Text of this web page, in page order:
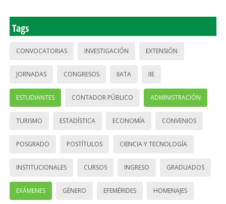
Tags
CONVOCATORIAS INVESTIGACIÓN EXTENSIÓN
JORNADAS CONGRESOS IIATA IIE
ESTUDIANTES CONTADOR PÚBLICO ADMINISTRACIÓN
TURISMO ESTADÍSTICA ECONOMÍA CONVENIOS
POSGRADO POSTÍTULOS CIENCIA Y TECNOLOGÍA
INSTITUCIONALES CURSOS INGRESO GRADUADOS
EXÁMENES GÉNERO EFEMÉRIDES HOMENAJES